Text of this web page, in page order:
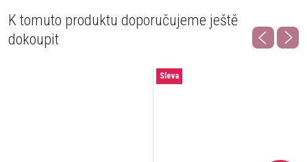
K tomuto produktu doporučujeme ještě
dokoupit
Sleva